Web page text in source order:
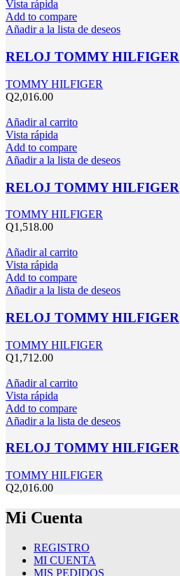
Vista rápida
Add to compare
Añadir a la lista de deseos
RELOJ TOMMY HILFIGER
TOMMY HILFIGER
Q2,016.00
Añadir al carrito
Vista rápida
Add to compare
Añadir a la lista de deseos
RELOJ TOMMY HILFIGER
TOMMY HILFIGER
Q1,518.00
Añadir al carrito
Vista rápida
Add to compare
Añadir a la lista de deseos
RELOJ TOMMY HILFIGER
TOMMY HILFIGER
Q1,712.00
Añadir al carrito
Vista rápida
Add to compare
Añadir a la lista de deseos
RELOJ TOMMY HILFIGER
TOMMY HILFIGER
Q2,016.00
Mi Cuenta
REGISTRO
MI CUENTA
MIS PEDIDOS